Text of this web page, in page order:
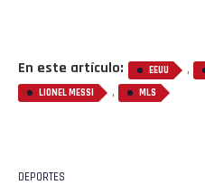
En este artículo: EEUU ,
LIONEL MESSI , MLS
DEPORTES